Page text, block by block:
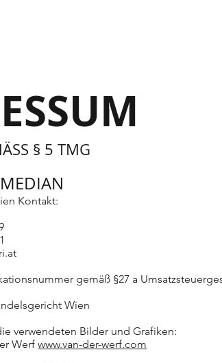
§ 5 TMG
Kontakt:
gemäß §27 a
Wien
verwendeten Bilder und Grafiken:
Werfwww.van-der-werf.com